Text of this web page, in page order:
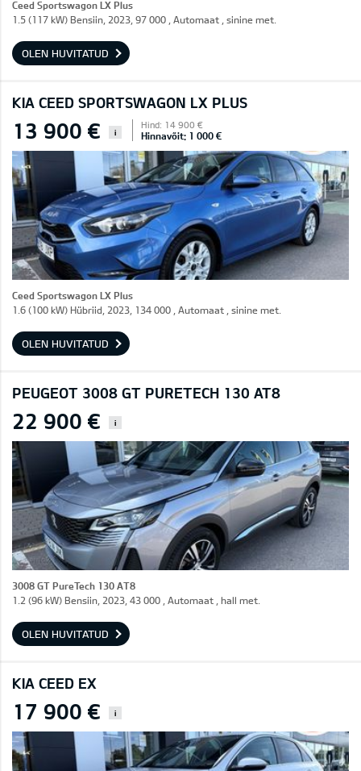
Ceed Sportswagon LX Plus
1.5 (117 kW) Bensiin, 2023, 97 000 , Automaat , sinine met.
OLEN HUVITATUD
KIA CEED SPORTSWAGON LX PLUS
13 900 € i
Hind: 14 900 €
Hinnavõit: 1 000 €
Ceed Sportswagon LX Plus
1.6 (100 kW) Hübriid, 2023, 134 000 , Automaat , sinine met.
OLEN HUVITATUD
PEUGEOT 3008 GT PURETECH 130 AT8
22 900 € i
3008 GT PureTech 130 AT8
1.2 (96 kW) Bensiin, 2023, 43 000 , Automaat , hall met.
OLEN HUVITATUD
KIA CEED EX
17 900 € i